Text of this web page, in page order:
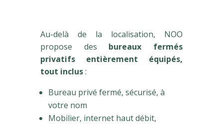
Au-delà de la localisation, NOO
propose des bureaux fermés
privatifs entièrement équipés,
tout inclus:
Bureau privé fermé, sécurisé, à
votre nom
Mobilier, internet haut débit,